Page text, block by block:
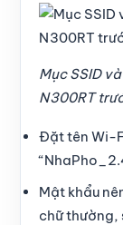
Mục SSID
N300RT
Đặt tên Wi-
Mật khẩu
chữ thường,